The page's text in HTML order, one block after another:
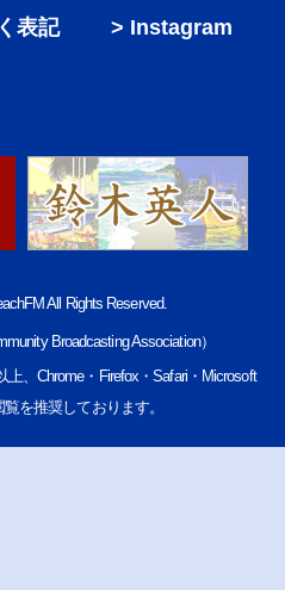
表記
Instagram
All Rights Reserved.
Broadcasting Association）
、Chrome・Firefox・Safari・Microsoft
を推奨しております。